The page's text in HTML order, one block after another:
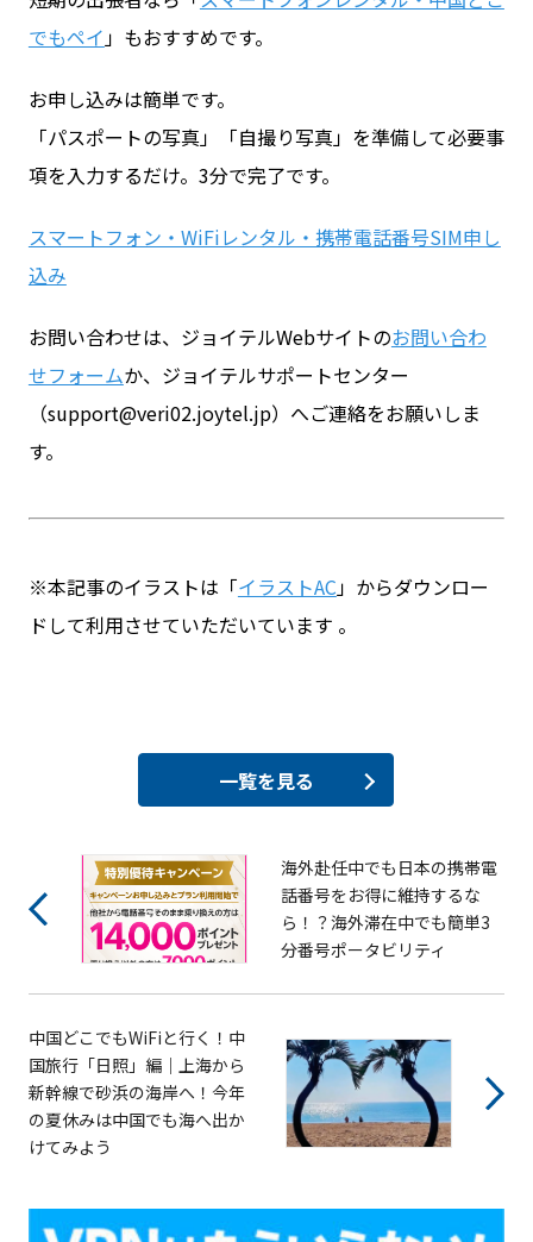
でもペイ」もおすすめです。
お申し込みは簡単です。
「パスポートの写真」「自撮り写真」を準備して必要事
項を入力するだけ。3分で完了です。
スマートフォン・WiFiレンタル・携帯電話番号SIM申し
込み
お問い合わせは、ジョイテルWebサイトのお問い合わ
せフォームか、ジョイテルサポートセンター
（support@veri02.joytel.jp）へご連絡をお願いしま
す。
※本記事のイラストは「イラストAC」からダウンロー
ドして利用させていただいています 。
一覧を見る
海外赴任中でも日本の携帯電
話番号をお得に維持するな
ら！？海外滞在中でも簡単3
分番号ポータビリティ
中国どこでもWiFiと行く！中
国旅行「日照」編｜上海から
新幹線で砂浜の海岸へ！今年
の夏休みは中国でも海へ出か
けてみよう